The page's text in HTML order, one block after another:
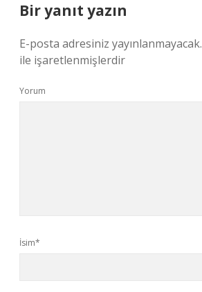
Bir yanıt yazın
E-posta adresiniz yayınlanmayacak.
ile işaretlenmişlerdir
Yorum
İsim*